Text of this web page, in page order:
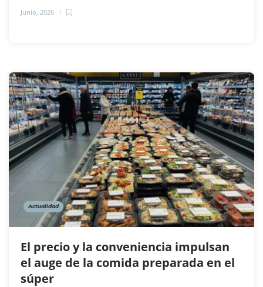
Junio, 2026
Actualidad
El precio y la conveniencia impulsan
el auge de la comida preparada en el
súper